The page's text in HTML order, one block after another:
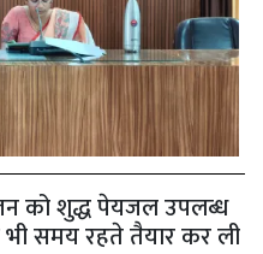
को शुद्ध पेयजल उपलब्ध
समय रहते तैयार कर ली